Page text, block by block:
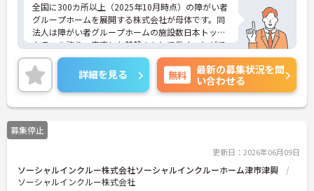
全国に300カ所以上（2025年10月時点）の障がい者
グループホームを展開する株式会社が母体です。同
法人は障がい者グループホームの施設数日本トップ
クラスを誇り、安定した基盤のもとで働くことがで
きます。 週2日～、勤務時間は調整可能、平日のみ
の勤務もご相談いただけます。子育て中の方も多数
活躍されているなど、ライフスタイルに合わせた柔
軟な働き方が実現できる環境です。20代から60代ま
で幅広い年代のスタッフが在籍しており、風通しの
良い職場です。キャリアアップを目指す方には、正
社員登用制度も用意されています。資格を活かし、
ャリアを築きたい方におすすめです。 ご興味のある
方は詳細等をお伝えしますので、お気軽にお問い合
わせください。
詳細を見る 無料
最新の募集状況を問
い合わせる
募集停止
更新日：2026年06月09日
ソーシャルインクルー株式会社ソーシャルインクルーホーム津市津興
ソーシャルインクルー株式会社